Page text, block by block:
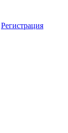
Регистрация